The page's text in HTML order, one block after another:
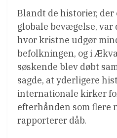
Blandt de historier, der
globale bevægelse, var
hvor kristne udgør
befolkningen, og i
søskende blev døbt
sagde, at yderligere
internationale kirker
efterhånden som flere
rapporterer dåb.